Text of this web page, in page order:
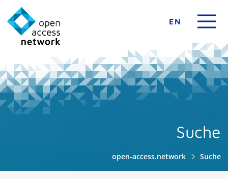
EN
Suche
open-access.network Suche